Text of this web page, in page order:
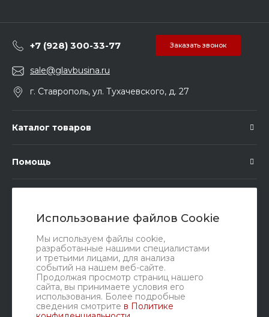
Использование файлов Cookie
Мы используем файлы cookie,
разработанные нашими специалистами
и третьими лицами, для анализа
событий на нашем веб-сайте.
Продолжая просмотр страниц нашего
сайта, вы принимаете условия его
использования. Более подробные
сведения смотрите в Политике
+7 (928) 300-33-77 Заказать звонок
sale@glavbusina.ru
г. Ставрополь, ул. Тухачевского, д. 27
Каталог товаров
Помощь